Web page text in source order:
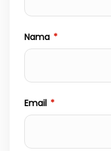
Nama *
Email *